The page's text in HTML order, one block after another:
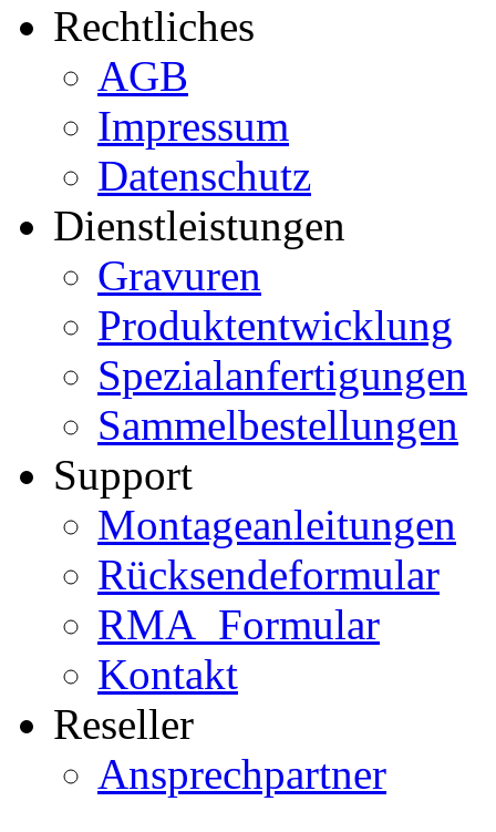
Rechtliches
AGB
Impressum
Datenschutz
Dienstleistungen
Gravuren
Produktentwicklung
Spezialanfertigungen
Sammelbestellungen
Support
Montageanleitungen
Rücksendeformular
RMA_Formular
Kontakt
Reseller
Ansprechpartner